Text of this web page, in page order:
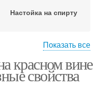
Настойка на спирту
Показать все
красном вине
свойства